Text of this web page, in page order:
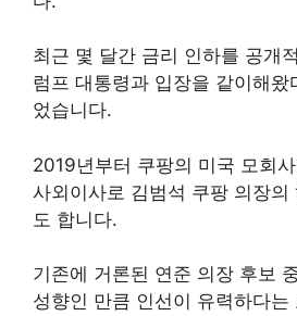
최근 몇 달간 금리 인하를 공개
럼프 대통령과 입장을 같이해왔
었습니다.
2019년부터 쿠팡의 미국 모회
사외이사로 김범석 쿠팡 의장의
도 합니다.
기존에 거론된 연준 의장 후보
성향인 만큼 인선이 유력하다